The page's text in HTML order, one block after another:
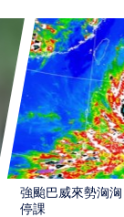
強颱巴威來勢洶
停課